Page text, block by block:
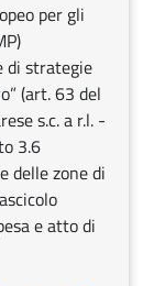
per gli
di strategie
(art. 63 del
s.c. a r.l. -
3.6
delle zone di
e atto di